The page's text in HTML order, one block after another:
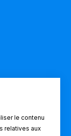
le contenu
relatives aux